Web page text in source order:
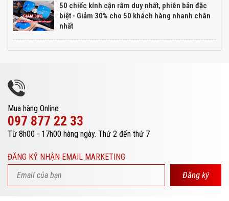
50 chiếc kính cận râm duy nhất, phiên bản đặc
biệt - Giảm 30% cho 50 khách hàng nhanh chân
nhất
Mua hàng Online
097 877 22 33
Từ 8h00 - 17h00 hàng ngày. Thứ 2 đến thứ 7
ĐĂNG KÝ NHẬN EMAIL MARKETING
Đăng ký